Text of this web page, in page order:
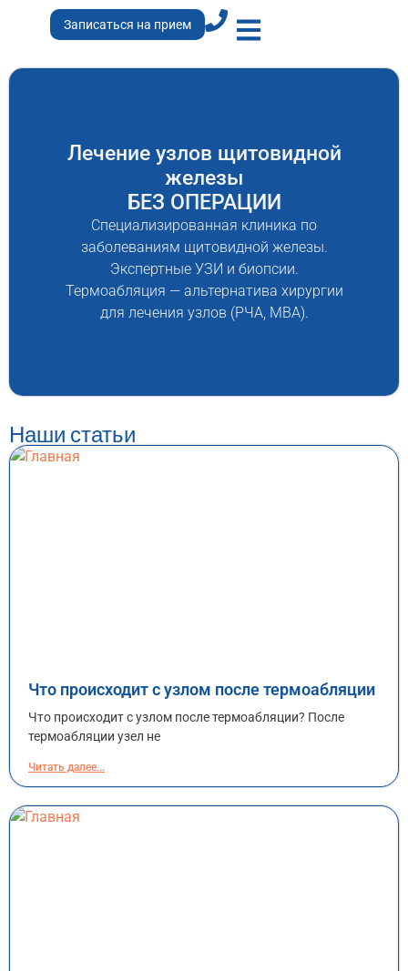
Записаться на прием
Лечение узлов щитовидной
железы
БЕЗ ОПЕРАЦИИ
Специализированная клиника по
заболеваниям щитовидной железы.
Экспертные УЗИ и биопсии.
Термоабляция — альтернатива хирургии
для лечения узлов (РЧА, МВА).
Наши статьи
Что происходит с узлом после термоабляции
Что происходит с узлом после термоабляции? После
термоабляции узел не
Читать далее...